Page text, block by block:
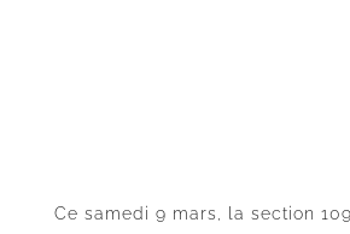
Ce samedi 9 mars, la section